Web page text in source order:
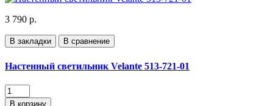
3 790 р.
В закладки В сравнение
Настенный светильник Velante 513-721-01
В корзину